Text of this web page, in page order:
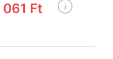
061 Ft